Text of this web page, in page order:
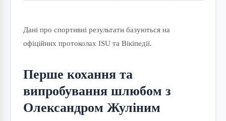
Дані про спортивні результати базуються на
офіційних протоколах ISU та Вікіпедії.
Перше кохання та
випробування шлюбом з
Олександром Жуліним